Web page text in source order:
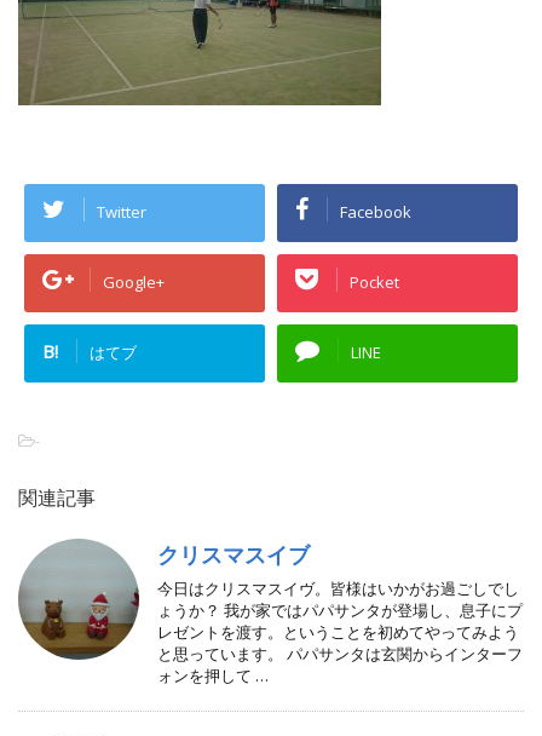
Twitter Facebook
Google+ Pocket
B! はてブ LINE
-
関連記事
クリスマスイブ
今日はクリスマスイヴ。皆様はいかがお過ごしでし
ょうか？ 我が家ではパパサンタが登場し、息子にプ
レゼントを渡す。ということを初めてやってみよう
と思っています。 パパサンタは玄関からインターフ
ォンを押して …